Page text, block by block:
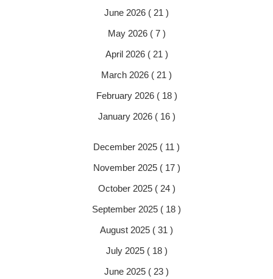
June 2026 ( 21 )
May 2026 ( 7 )
April 2026 ( 21 )
March 2026 ( 21 )
February 2026 ( 18 )
January 2026 ( 16 )
December 2025 ( 11 )
November 2025 ( 17 )
October 2025 ( 24 )
September 2025 ( 18 )
August 2025 ( 31 )
July 2025 ( 18 )
June 2025 ( 23 )